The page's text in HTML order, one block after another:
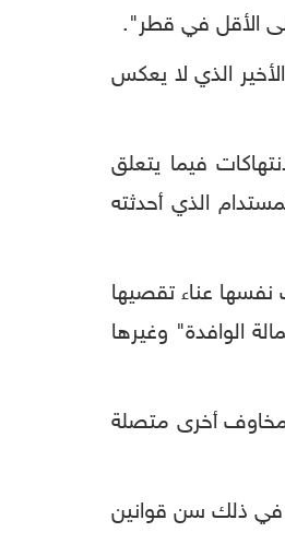
الذي لا يعكس
فيما يتعلق
الذي أحدثته
عناء تقصيها
الوافدة" وغيرها
مخاوف أخرى متصلة
في ذلك سن قوانين